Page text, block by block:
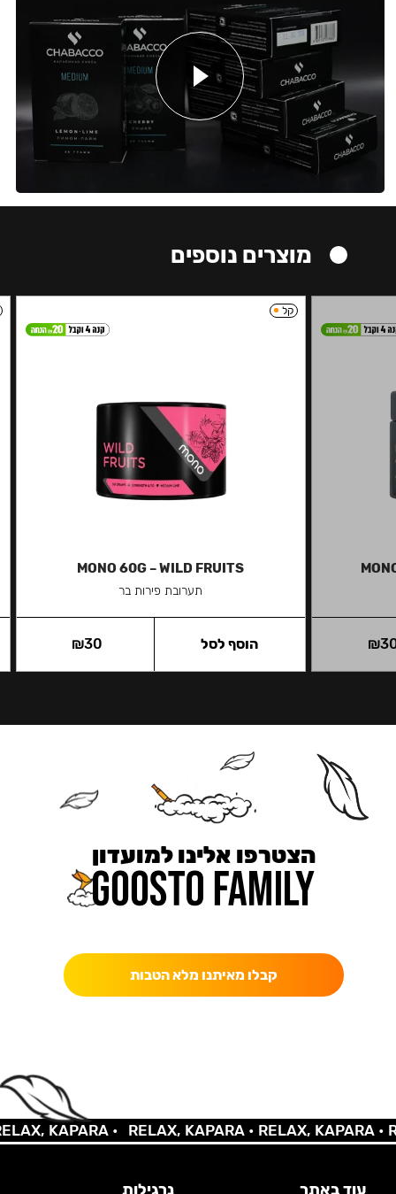
מוצרים נוספים
₪
קל
MONO 60G – WILD FRUITS
תערובת פירות בר
₪30 הוסף לסל
הצטרפו אלינו למועדון
קבלו מאיתנו מלא הטבות
KAPARA • RELAX, KAPARA •RELAX, KAPARA •
עוד באתר נרגילות